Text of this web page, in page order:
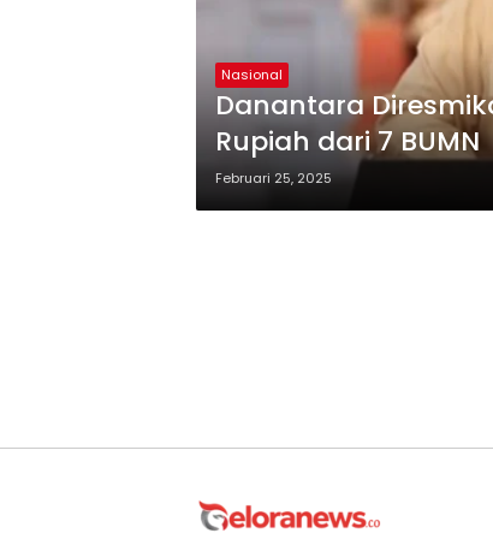
Nasional
Danantara
Rupiah dari 7 BUMN
Februari 25, 2025